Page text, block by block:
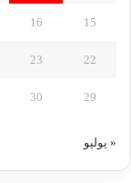
15
16
22
23
29
30
« يوليو